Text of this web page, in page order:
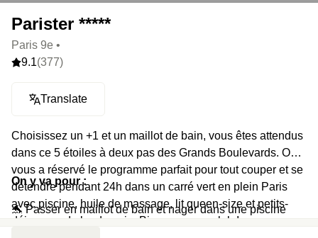
Parister *****
Paris 9e •
9.1(377)
Translate
Choisissez un +1 et un maillot de bain, vous êtes attendus
dans ce 5 étoiles à deux pas des Grands Boulevards. On
vous a réservé le programme parfait pour tout couper et se
détendre pendant 24h dans un carré vert en plein Paris
avec piscine, huile de massage, lit queen-size et petits-
déjeuners du lendemain. Bienvenue au club !
On y va pour :
🐬 Passer en maillot de bain et nager dans une piscine